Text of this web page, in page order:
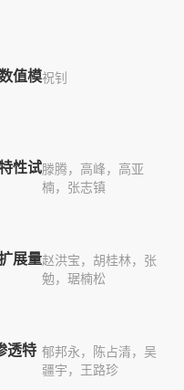
值模祝钊
性试滕腾，高峰，高亚
楠，张志镇
展量赵洪宝，胡桂林，张
勉，琚楠松
透特 郁邦永，陈占清，吴
疆宇，王路珍